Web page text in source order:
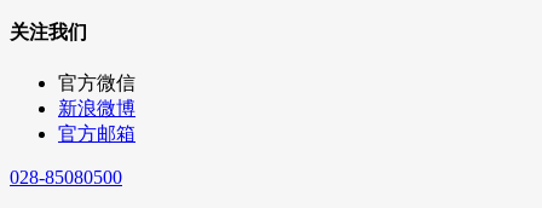
关注我们
官方微信
新浪微博
官方邮箱
028-85080500